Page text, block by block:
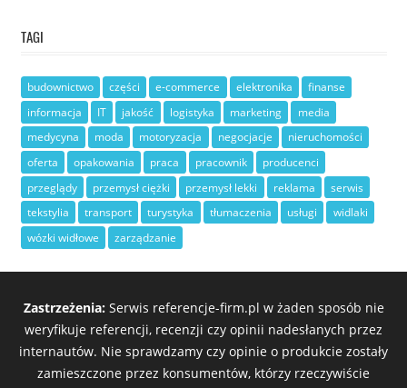
TAGI
budownictwo części e-commerce elektronika
finanse
informacja
IT jakość logistyka marketing
media
medycyna
moda motoryzacja negocjacje
nieruchomości
oferta
opakowania praca pracownik
producenci
przeglądy
przemysł ciężki przemysł lekki reklama
serwis
tekstylia
transport turystyka tłumaczenia usługi
widlaki
wózki widłowe
zarządzanie
Zastrzeżenia:Serwis referencje-firm.pl w żaden sposób nie
weryfikuje referencji, recenzji czy opinii nadesłanych przez
internautów. Nie sprawdzamy czy opinie o produkcie zostały
zamieszczone przez konsumentów, którzy rzeczywiście